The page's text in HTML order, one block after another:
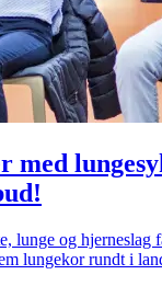
med
lunge og hjerneslag
lungekor rundt i